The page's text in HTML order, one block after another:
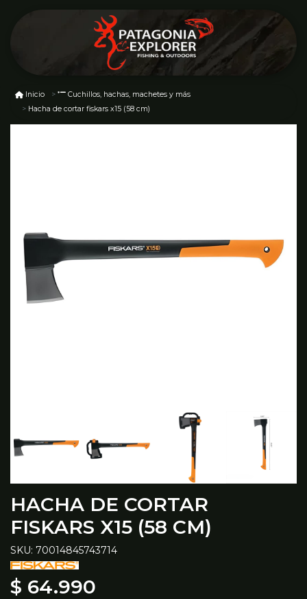
Inicio
Cuchillos, hachas, machetes y más
Hacha de cortar fiskars x15 (58 cm)
HACHA DE CORTAR
FISKARS X15 (58 CM)
SKU: 70014845743714
$ 64.990